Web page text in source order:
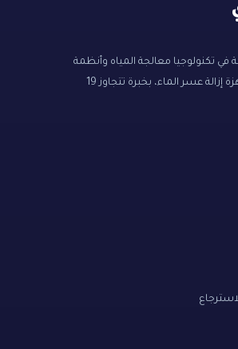
تكنولوجيا معالجة المياه وأنظمة
التناضح العكسي وأجهزة إزالة عسر الماء، بخبرة تتجاوز 19